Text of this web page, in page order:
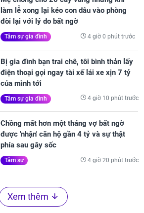
làm lễ xong lại kéo con dâu vào phòng
đòi lại với lý do bất ngờ
Tâm sự gia đình 4 giờ 0 phút trước
Bị gia đình bạn trai chê, tôi bình thản lấy
điện thoại gọi ngay tài xế lái xe xịn 7 tỷ
của mình tới
Tâm sự gia đình 4 giờ 10 phút trước
Chồng mất hơn một tháng vợ bất ngờ
được 'nhận' căn hộ gần 4 tỷ và sự thật
phía sau gây sốc
Tâm sự 4 giờ 20 phút trước
Xem thêm